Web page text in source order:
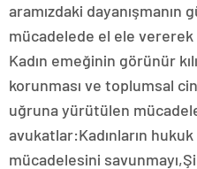
aramızdaki dayanışmanın
mücadelede el ele
Kadın emeğinin görünür
korunması ve toplumsal
uğruna yürütülen
avukatlar:Kadınların
mücadelesini